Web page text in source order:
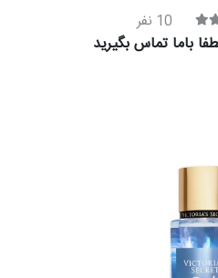
10 نفر
باما تماس بگیرید